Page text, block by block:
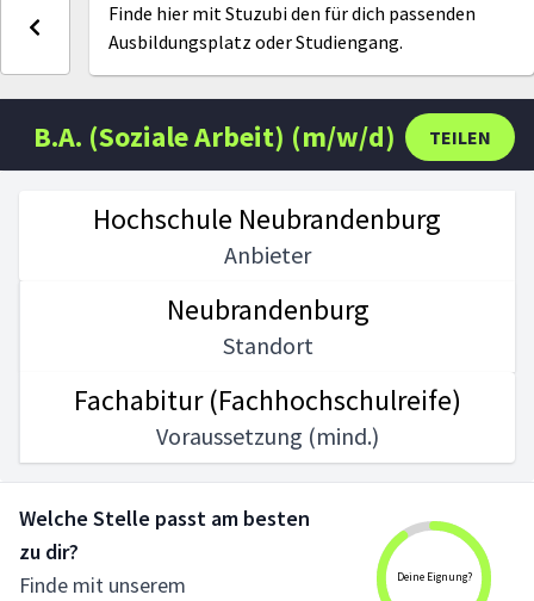
Finde hier mit Stuzubi den für dich passenden
Ausbildungsplatz oder Studiengang.
TEILEN
B.A. (Soziale Arbeit) (m/w/d)
Hochschule Neubrandenburg
Anbieter
Neubrandenburg
Standort
Fachabitur (Fachhochschulreife)
Voraussetzung (mind.)
Deine Eignung?
Welche Stelle passt am besten
zu dir?
Finde mit unserem